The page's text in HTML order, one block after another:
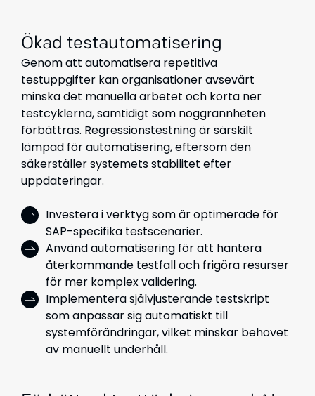
Ökad testautomatisering
Genom att automatisera repetitiva
testuppgifter kan organisationer avsevärt
minska det manuella arbetet och korta ner
testcyklerna, samtidigt som noggrannheten
förbättras. Regressionstestning är särskilt
lämpad för automatisering, eftersom den
säkerställer systemets stabilitet efter
uppdateringar.
Investera i verktyg som är optimerade för
SAP-specifika testscenarier.
Använd automatisering för att hantera
återkommande testfall och frigöra resurser
för mer komplex validering.
Implementera självjusterande testskript
som anpassar sig automatiskt till
systemförändringar, vilket minskar behovet
av manuellt underhåll.